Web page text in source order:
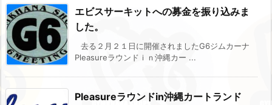
エビスサーキットへの募金を振り込みま
した。
去る２月２１日に開催されましたG6ジムカーナ
Pleasureラウンドｉｎ沖縄カー ...
Pleasureラウンドin沖縄カートランド